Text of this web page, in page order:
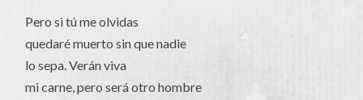
Pero si tú me olvidas
quedaré muerto sin que nadie
lo sepa. Verán viva
mi carne, pero será otro hombre